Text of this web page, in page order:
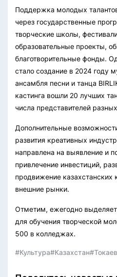
Поддержка молодых
через государственные
творческие школы,
образовательные проекты,
благотворительные фонды.
стало создание в 2024 году
ансамбля песни и танца
кастинга вошли 20 лучших
числа представителей
Дополнительные
развития креативных
направлена на выявление и
привлечение инвестиций,
продвижение казахстанских
внешние рынки.
Отметим, ежегодно
для обучения творческой
500 в колледжах.
#Культура#Казахстан#Токаев